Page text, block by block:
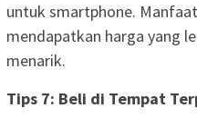
untuk smartphone.
mendapatkan harga yang
menarik.
Tips 7: Beli di Tempat